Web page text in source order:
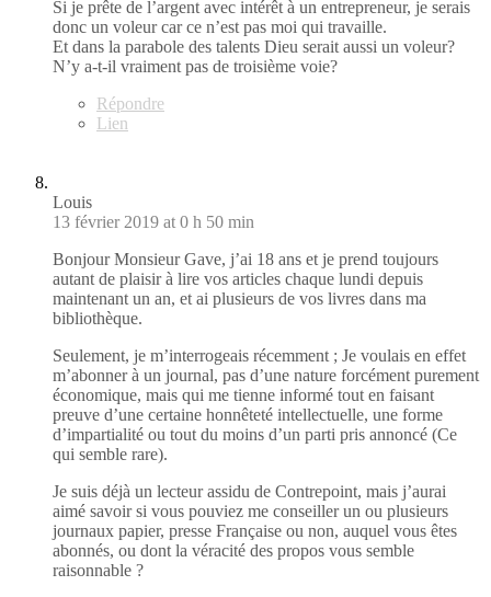
Si je prête de l’argent avec intérêt à un entrepreneur, je serais
donc un voleur car ce n’est pas moi qui travaille.
Et dans la parabole des talents Dieu serait aussi un voleur?
N’y a-t-il vraiment pas de troisième voie?
Répondre
Lien
Louis
13 février 2019 at 0 h 50 min
Bonjour Monsieur Gave, j’ai 18 ans et je prend toujours
autant de plaisir à lire vos articles chaque lundi depuis
maintenant un an, et ai plusieurs de vos livres dans ma
bibliothèque.
Seulement, je m’interrogeais récemment ; Je voulais en effet
m’abonner à un journal, pas d’une nature forcément purement
économique, mais qui me tienne informé tout en faisant
preuve d’une certaine honnêteté intellectuelle, une forme
d’impartialité ou tout du moins d’un parti pris annoncé (Ce
qui semble rare).
Je suis déjà un lecteur assidu de Contrepoint, mais j’aurai
aimé savoir si vous pouviez me conseiller un ou plusieurs
journaux papier, presse Française ou non, auquel vous êtes
abonnés, ou dont la véracité des propos vous semble
raisonnable ?